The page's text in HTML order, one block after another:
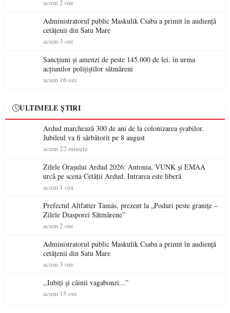
acum 2 ore
Administratorul public Maskulik Csaba a primit în audiență
cetățenii din Satu Mare
acum 3 ore
Sancțiuni și amenzi de peste 145.000 de lei, în urma
acțiunilor polițiștilor sătmăreni
acum 16 ore
ULTIMELE ȘTIRI
Ardud marchează 300 de ani de la colonizarea șvabilor.
Jubileul va fi sărbătorit pe 8 august
acum 22 minute
Zilele Orașului Ardud 2026: Antonia, VUNK și EMAA
urcă pe scena Cetății Ardud. Intrarea este liberă
acum 1 ora
Prefectul Altfatter Tamás, prezent la „Poduri peste granițe –
Zilele Diasporei Sătmărene”
acum 2 ore
Administratorul public Maskulik Csaba a primit în audiență
cetățenii din Satu Mare
acum 3 ore
,,Iubiți și câinii vagabonzi...”
acum 15 ore